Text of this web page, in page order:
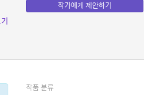
작가에게 제안하기
작품 분류